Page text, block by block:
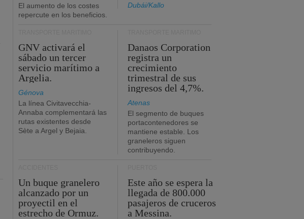
El aumento de los costes
repercute en los beneficios.
Dubái/Kallo
GNV activará el
sábado un tercer
servicio marítimo a
Argelia.
Génova
La línea Civitavecchia-
Annaba complementará las
rutas existentes desde
Sète a Argel y Bejaia.
Danaos Corporation
registra un
crecimiento
trimestral de sus
ingresos del 4,7%.
Atenas
El segmento de buques
portacontenedores se
mantiene estable. Los
graneleros siguen
contribuyendo.
Un buque granelero
alcanzado por un
proyectil en el
estrecho de Ormuz.
Este año se espera la
llegada de 800.000
pasajeros de cruceros
a Messina.